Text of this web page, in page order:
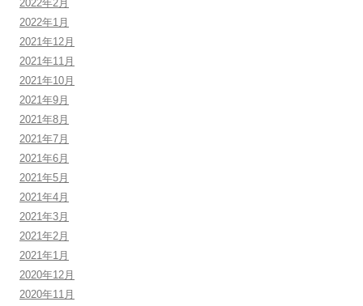
2022年2月
2022年1月
2021年12月
2021年11月
2021年10月
2021年9月
2021年8月
2021年7月
2021年6月
2021年5月
2021年4月
2021年3月
2021年2月
2021年1月
2020年12月
2020年11月